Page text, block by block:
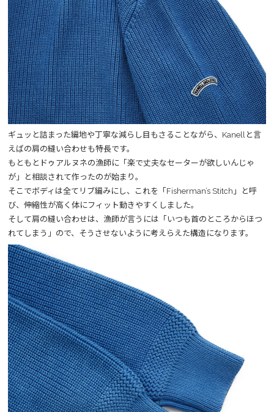
ギュッと詰まった編地や丁寧な減らし目もさることながら、Kanellと言
えばの肩の縫い合わせも特長です。
もともとドゥアルヌネの漁師に「楽で丈夫なセーターが欲しいんじゃ
が」と相談されて作ったのが始まり。
そこでボディは全てリブ編みにし、これを「Fisherman’s Stitch」と呼
び、伸縮性が高く体にフィット動きやすくしました。
そして肩の縫い合わせは、漁師が言うには「いつも首のところからほつ
れてしまう」ので、そうさせないように考えらえた構造になります。